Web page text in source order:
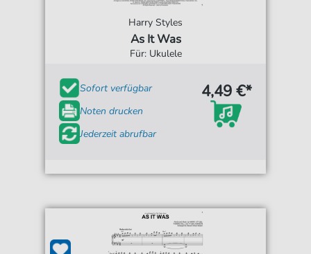
Harry Styles
As It Was
Für: Ukulele
Sofort verfügbar
Noten drucken
Jederzeit abrufbar
4,49 €*